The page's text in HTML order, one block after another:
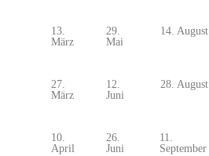
13.
März
29.
Mai
14. August
27.
März
12.
Juni
28. August
10.
April
26.
Juni
11.
September